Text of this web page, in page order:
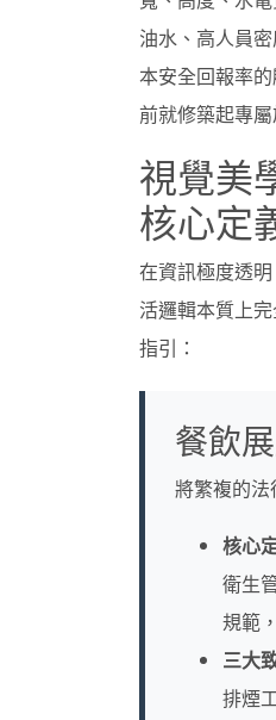
油水、高人員
本安全回報率
前就修築起專
視覺美
核心定
在資訊極度透
活邏輯本質上
指引：
餐飲
將繁複的
核心
衛生
規範
三大
排煙